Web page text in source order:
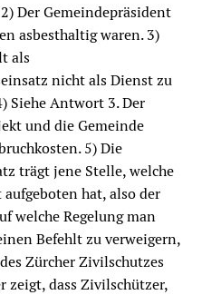
Der Gemeindepräsident
asbesthaltig waren. 3)
als
nicht als Dienst zu
Siehe Antwort 3. Der
und die Gemeinde
5) Die
trägt jene Stelle, welche
hat, also der
welche Regelung man
Befehlt zu verweigern,
Zürcher Zivilschutzes
zeigt, dass Zivilschützer,